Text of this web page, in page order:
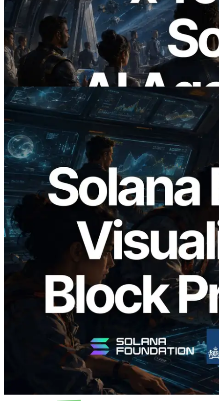
ERPC запускает Solana RPC с
поддержкой x402 — Эпоха, в которой
AI-агенты платят за нужные API по
требованию
Читать статью
2026.05.24
Validators Solutions запускает Solana
Block Analyzer — визуализация
времени генерации блоков и
назначенных валидаторов на уровне
слотов
Читать статью